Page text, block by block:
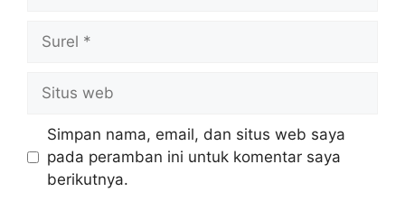
web
Simpan nama, email, dan situs web saya
pada peramban ini untuk komentar saya
berikutnya.